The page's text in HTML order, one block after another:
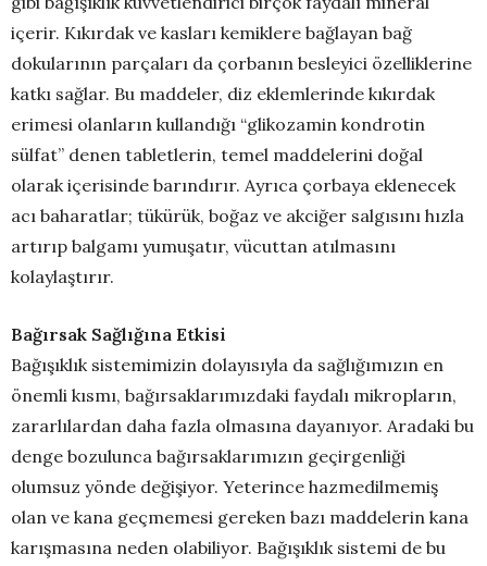
içerir. Kıkırdak ve kasları kemiklere bağlayan bağ
dokularının parçaları da çorbanın besleyici özelliklerine
katkı sağlar. Bu maddeler, diz eklemlerinde kıkırdak
erimesi olanların kullandığı “glikozamin kondrotin
sülfat” denen tabletlerin, temel maddelerini doğal
olarak içerisinde barındırır. Ayrıca çorbaya eklenecek
acı baharatlar; tükürük, boğaz ve akciğer salgısını hızla
artırıp balgamı yumuşatır, vücuttan atılmasını
kolaylaştırır.
Bağırsak Sağlığına Etkisi
Bağışıklık sistemimizin dolayısıyla da sağlığımızın en
önemli kısmı, bağırsaklarımızdaki faydalı mikropların,
zararlılardan daha fazla olmasına dayanıyor. Aradaki bu
denge bozulunca bağırsaklarımızın geçirgenliği
olumsuz yönde değişiyor. Yeterince hazmedilmemiş
olan ve kana geçmemesi gereken bazı maddelerin kana
karışmasına neden olabiliyor. Bağışıklık sistemi de bu